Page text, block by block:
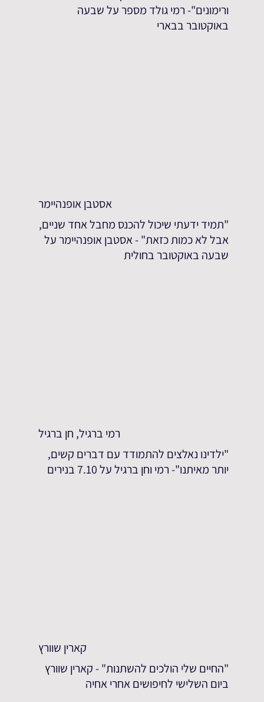
ורימונים"- רמי גולד מספר על שבעה
באוקטובר בבארי
אסטבן אופנהיימר
"תמיד ידעתי שיכול להכנס מחבל אחד שניים,
אבל לא כמות כזאת" - אסטבן אופנהיימר על
שבעה באוקטובר בחולית
רמי ברגיל, חן ברגיל
"ילדינו נאלצים להתמודד עם דברים קשים,
יותר מאיתנו"- רמי וחן ברגיל על 7.10 בנירים
קארין שוורץ
"החיים שלי הולכים להשתנות" - קארין שוורץ
ביום השלישי לחיפושים אחרי אחיה